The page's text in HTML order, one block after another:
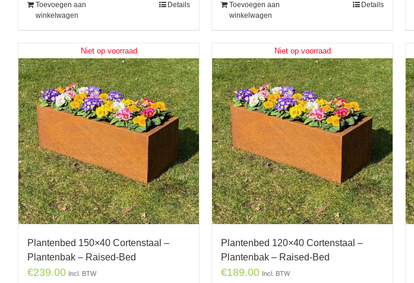
Toevoegen aan
winkelwagen
Details
Toevoegen aan
winkelwagen
Details
Niet op voorraad
Plantenbed 150×40 Cortenstaal –
Plantenbak – Raised-Bed
€239.00 Incl. BTW
Niet op voorraad
Plantenbed 120×40 Cortenstaal –
Plantenbak – Raised-Bed
€189.00 Incl. BTW